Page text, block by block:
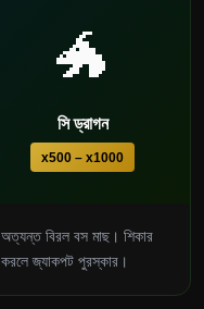
🐲
সি ড্রাগন
x500 – x1000
অত্যন্ত বিরল বস মাছ। শিকার
করলে জ্যাকপট পুরস্কার।